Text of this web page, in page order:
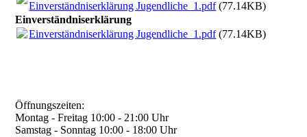
Einverständniserklärung Jugendliche_1.pdf(77.14KB)
Einverständniserklärung
Einverständniserklärung Jugendliche_1.pdf(77.14KB)
Öffnungszeiten:
Montag - Freitag 10:00 - 21:00 Uhr
Samstag - Sonntag 10:00 - 18:00 Uhr